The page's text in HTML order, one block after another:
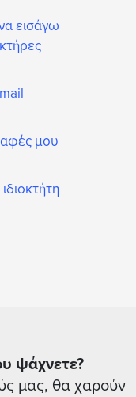
εισάγω
μου
ψάχνετε?
μας, θα χαρούν